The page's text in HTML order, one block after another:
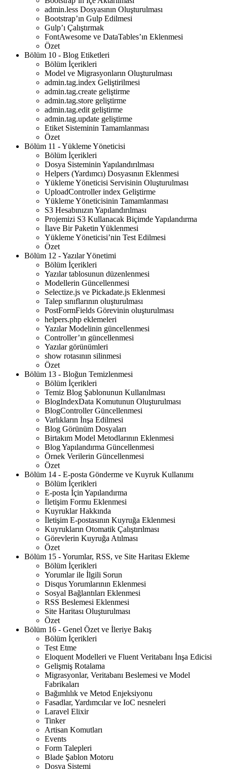
admin.less Dosyasının Oluşturulması
Bootstrap’ın Gulp Edilmesi
Gulp’ı Çalıştırmak
FontAwesome ve DataTables’ın Eklenmesi
Özet
Bölüm 10 - Blog Etiketleri
Bölüm İçerikleri
Model ve Migrasyonların Oluşturulması
admin.tag.index Geliştirilmesi
admin.tag.create geliştirme
admin.tag.store geliştirme
admin.tag.edit geliştirme
admin.tag.update geliştirme
Etiket Sisteminin Tamamlanması
Özet
Bölüm 11 - Yükleme Yöneticisi
Bölüm İçerikleri
Dosya Sisteminin Yapılandırılması
Helpers (Yardımcı) Dosyasının Eklenmesi
Yükleme Yöneticisi Servisinin Oluşturulması
UploadController index Geliştirme
Yükleme Yöneticisinin Tamamlanması
S3 Hesabınızın Yapılandırılması
Projemizi S3 Kullanacak Biçimde Yapılandırma
İlave Bir Paketin Yüklenmesi
Yükleme Yöneticisi’nin Test Edilmesi
Özet
Bölüm 12 - Yazılar Yönetimi
Bölüm İçerikleri
Yazılar tablosunun düzenlenmesi
Modellerin Güncellenmesi
Selectize.js ve Pickadate.js Eklenmesi
Talep sınıflarının oluşturulması
PostFormFields Görevinin oluşturulması
helpers.php eklemeleri
Yazılar Modelinin güncellenmesi
Controller’ın güncellenmesi
Yazılar görünümleri
show rotasının silinmesi
Özet
Bölüm 13 - Bloğun Temizlenmesi
Bölüm İçerikleri
Temiz Blog Şablonunun Kullanılması
BlogIndexData Komutunun Oluşturulması
BlogController Güncellenmesi
Varlıkların İnşa Edilmesi
Blog Görünüm Dosyaları
Birtakım Model Metodlarının Eklenmesi
Blog Yapılandırma Güncellenmesi
Örnek Verilerin Güncellenmesi
Özet
Bölüm 14 - E-posta Gönderme ve Kuyruk Kullanımı
Bölüm İçerikleri
E-posta İçin Yapılandırma
İletişim Formu Eklenmesi
Kuyruklar Hakkında
İletişim E-postasının Kuyruğa Eklenmesi
Kuyrukların Otomatik Çalıştırılması
Görevlerin Kuyruğa Atılması
Özet
Bölüm 15 - Yorumlar, RSS, ve Site Haritası Ekleme
Bölüm İçerikleri
Yorumlar ile İlgili Sorun
Disqus Yorumlarının Eklenmesi
Sosyal Bağlantıları Eklenmesi
RSS Beslemesi Eklenmesi
Site Haritası Oluşturulması
Özet
Bölüm 16 - Genel Özet ve İleriye Bakış
Bölüm İçerikleri
Test Etme
Eloquent Modelleri ve Fluent Veritabanı İnşa Edicisi
Gelişmiş Rotalama
Migrasyonlar, Veritabanı Beslemesi ve Model
Fabrikaları
Bağımlılık ve Metod Enjeksiyonu
Fasadlar, Yardımcılar ve IoC nesneleri
Laravel Elixir
Tinker
Artisan Komutları
Events
Form Talepleri
Blade Şablon Motoru
Dosya Sistemi